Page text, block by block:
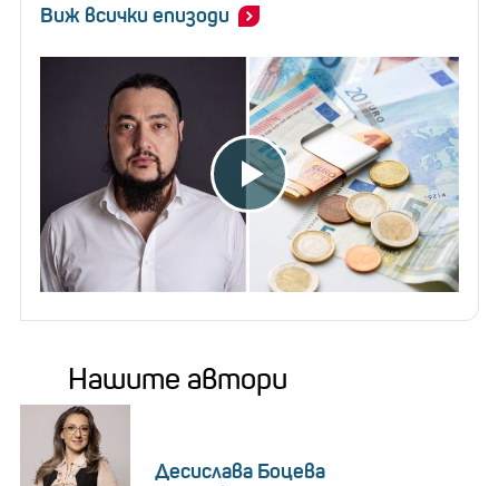
Виж всички епизоди
Нашите автори
Десислава Боцева